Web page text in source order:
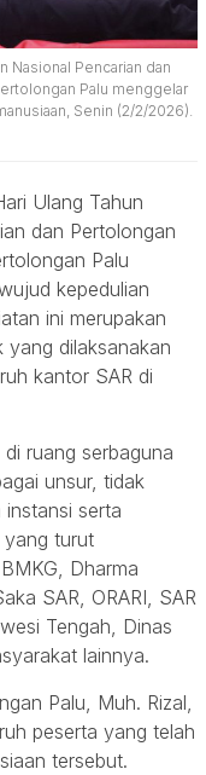
Nasional Pencarian dan
Palu menggelar
Senin (2/2/2026).
Ulang Tahun
dan Pertolongan
Palu
kepedulian
ini merupakan
yang dilaksanakan
kantor SAR di
ruang serbaguna
unsur, tidak
serta
yang turut
Dharma
SAR, ORARI, SAR
Tengah, Dinas
lainnya.
Palu, Muh. Rizal,
peserta yang telah
tersebut.